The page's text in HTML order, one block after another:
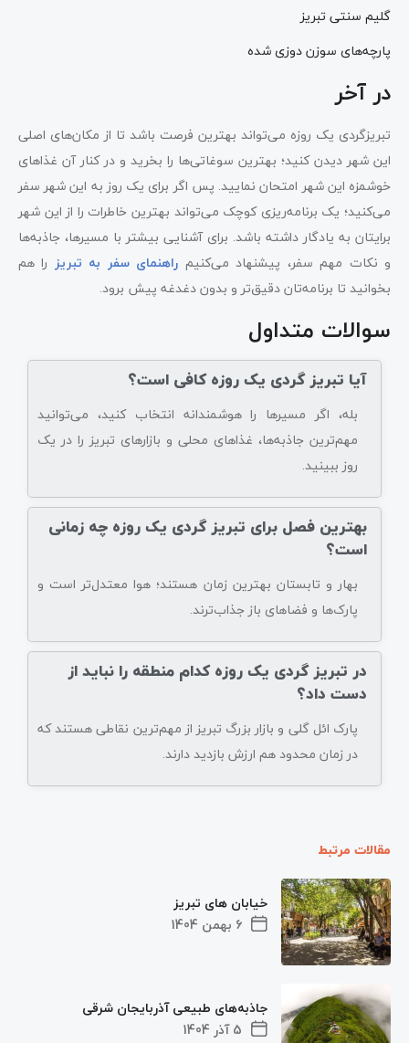
گلیم سنتی تبریز
پارچه‌های سوزن دوزی شده
در آخر
تبریزگردی یک روزه می‌تواند بهترین فرصت باشد تا از مکان‌های اصلی
این شهر دیدن کنید؛ بهترین سوغاتی‌ها را بخرید و در کنار آن غذاهای
خوشمزه این شهر امتحان نمایید. پس اگر برای یک روز به این شهر سفر
می‌کنید؛ یک برنامه‌ریزی کوچک می‌تواند بهترین خاطرات را از این شهر
برایتان به یادگار داشته باشد. برای آشنایی بیشتر با مسیرها، جاذبه‌ها
و نکات مهم سفر، پیشنهاد می‌کنیم راهنمای سفر به تبریز را هم
بخوانید تا برنامه‌تان دقیق‌تر و بدون دغدغه پیش برود.
سوالات متداول
آیا تبریز گردی یک روزه کافی است؟
بله، اگر مسیرها را هوشمندانه انتخاب کنید، می‌توانید
مهم‌ترین جاذبه‌ها، غذاهای محلی و بازارهای تبریز را در یک
روز ببینید.
بهترین فصل برای تبریز گردی یک روزه چه زمانی
است؟
بهار و تابستان بهترین زمان هستند؛ هوا معتدل‌تر است و
پارک‌ها و فضاهای باز جذاب‌ترند.
در تبریز گردی یک روزه کدام منطقه را نباید از
دست داد؟
پارک ائل گلی و بازار بزرگ تبریز از مهم‌ترین نقاطی هستند که
در زمان محدود هم ارزش بازدید دارند.
مقالات مرتبط
6 بهمن 1404
خیابان های تبریز
5 آذر 1404
جاذبه‌های طبیعی آذربایجان شرقی